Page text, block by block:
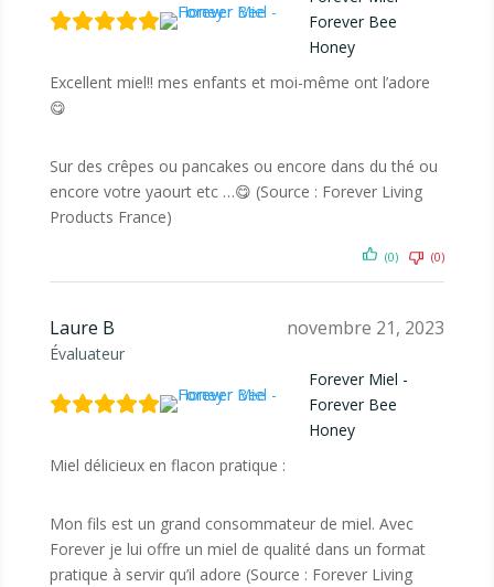
Forever Bee
Honey
Excellent miel!! mes enfants et moi-même ont l’adore
😋
Sur des crêpes ou pancakes ou encore dans du thé ou
encore votre yaourt etc …😋 (Source : Forever Living
Products France)
(0) (0)
Laure B
Évaluateur
novembre 21, 2023
Forever Miel -
Forever Bee
Honey
Miel délicieux en flacon pratique :
Mon fils est un grand consommateur de miel. Avec
Forever je lui offre un miel de qualité dans un format
pratique à servir qu’il adore (Source : Forever Living